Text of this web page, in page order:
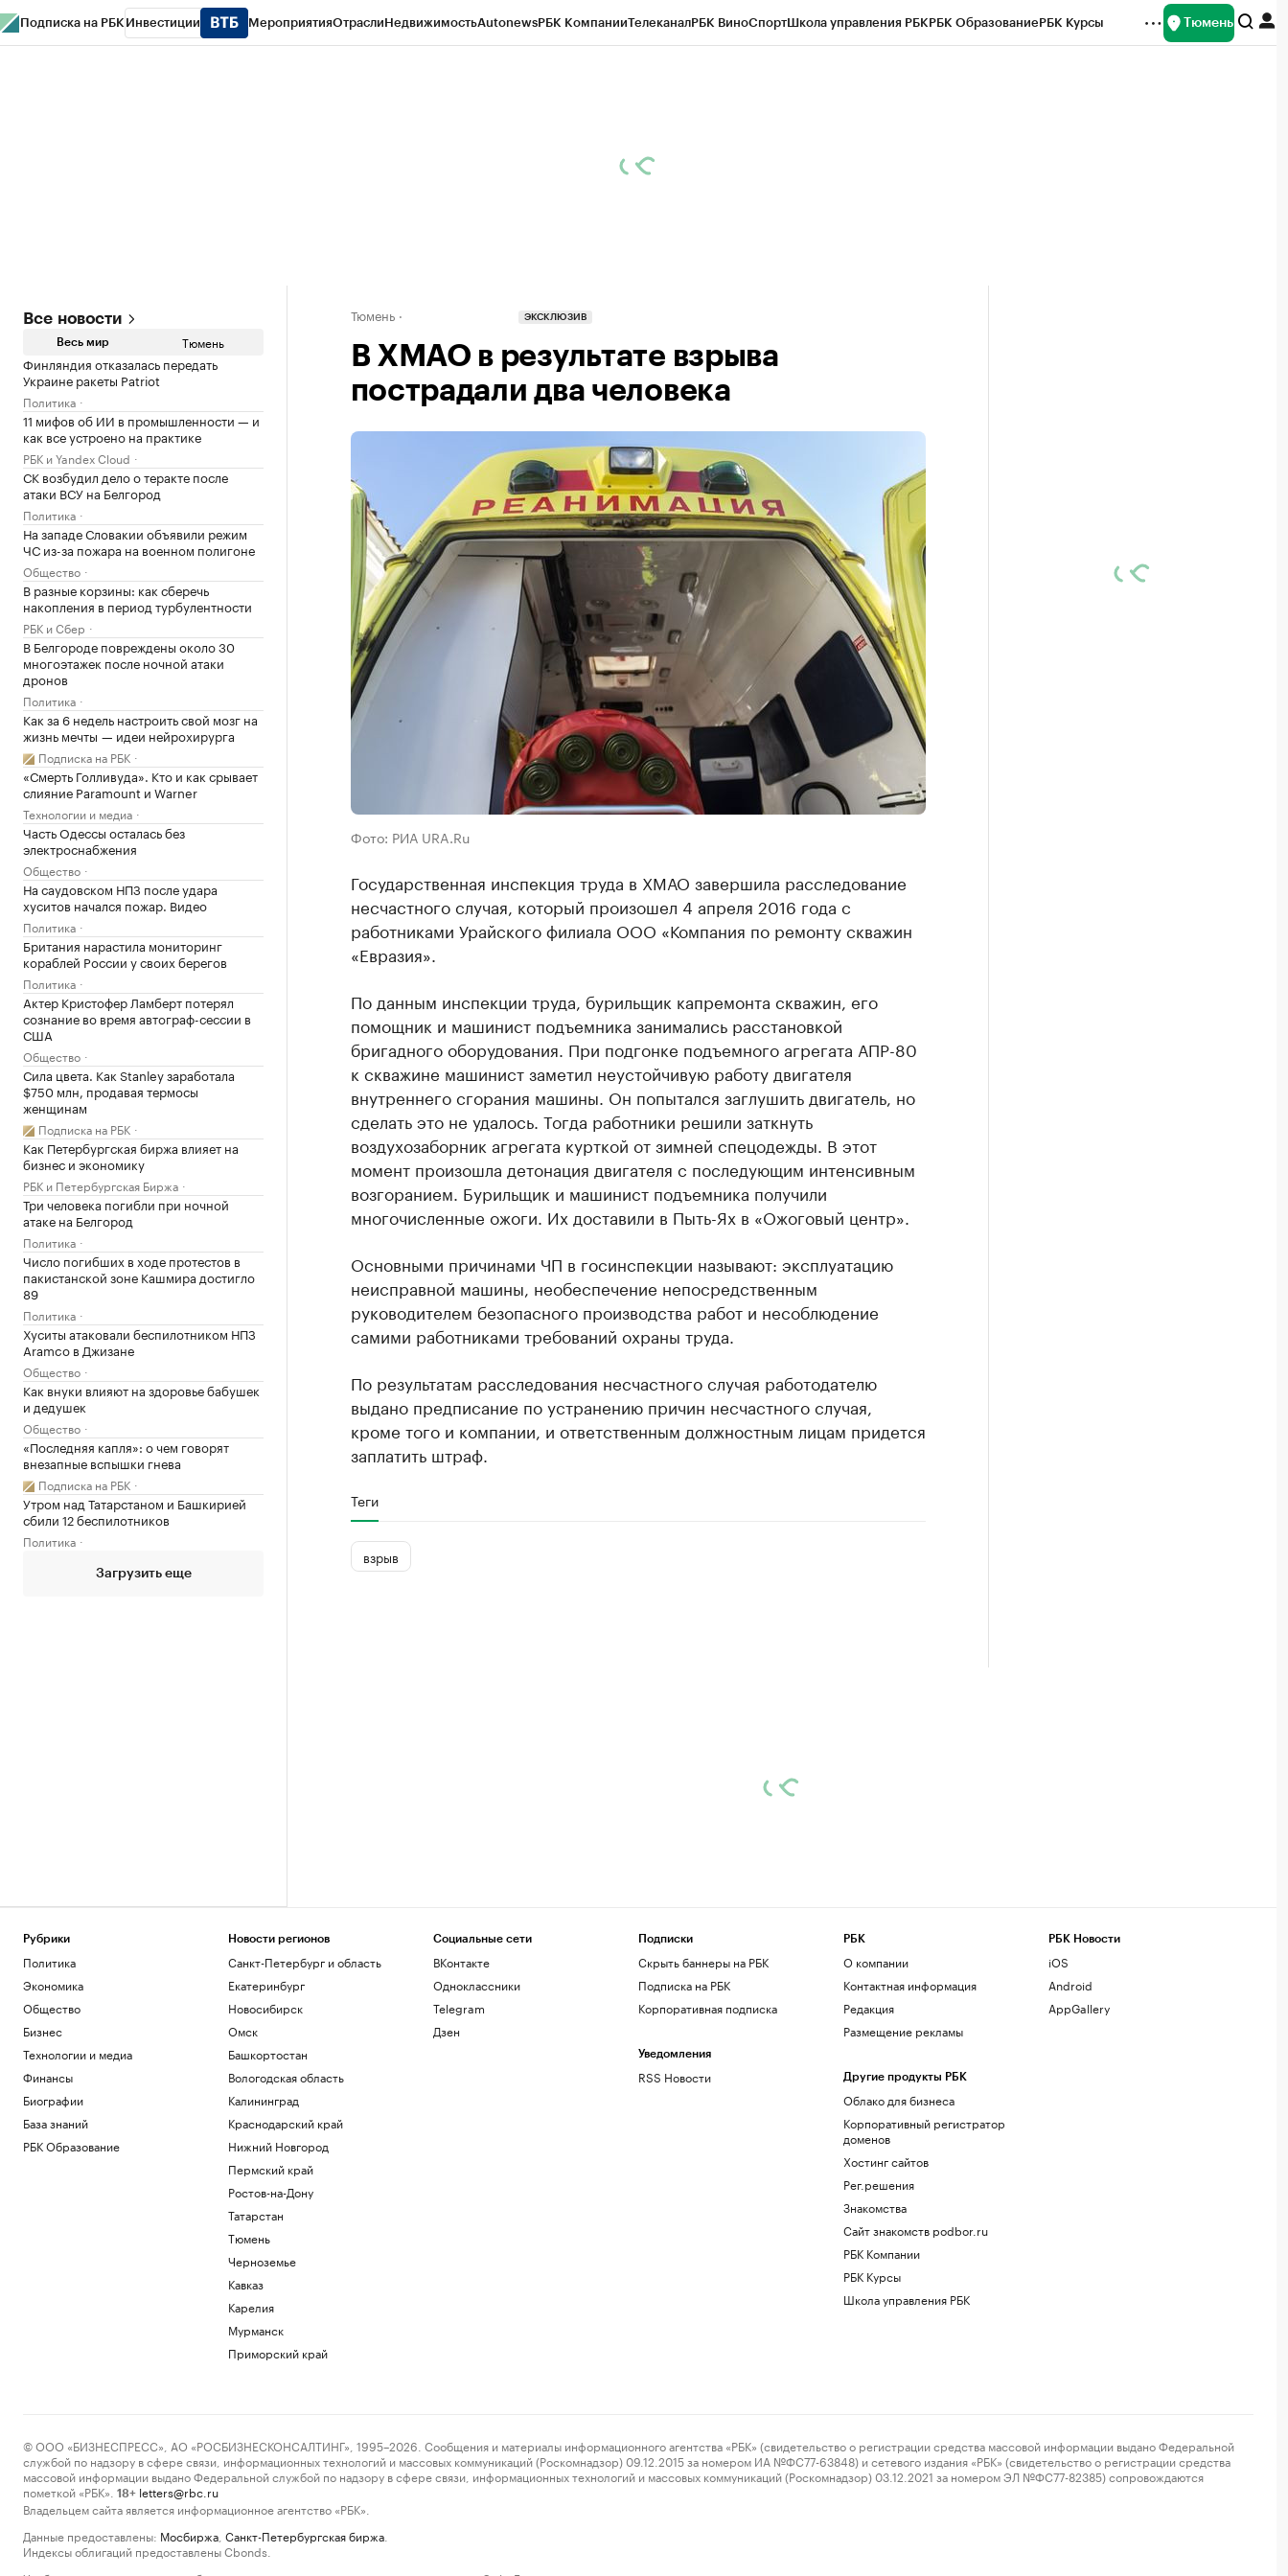
Подписка на РБК Инвестиции МероприятияОтраслиНедвижимостьAutonewsРБК КомпанииТелеканалРБК ВиноСпортШкола управления РБКРБК ОбразованиеРБК Курсы Тюмень
Все новости
Весь мир Тюмень
Финляндия отказалась передать
Украине ракеты Patriot
Политика
11 мифов об ИИ в промышленности — и
как все устроено на практике
РБК и Yandex Cloud
СК возбудил дело о теракте после
атаки ВСУ на Белгород
Политика
На западе Словакии объявили режим
ЧС из-за пожара на военном полигоне
Общество
В разные корзины: как сберечь
накопления в период турбулентности
РБК и Сбер
В Белгороде повреждены около 30
многоэтажек после ночной атаки
дронов
Политика
Как за 6 недель настроить свой мозг на
жизнь мечты — идеи нейрохирурга
Подписка на РБК
«Смерть Голливуда». Кто и как срывает
слияние Paramount и Warner
Технологии и медиа
Часть Одессы осталась без
электроснабжения
Общество
На саудовском НПЗ после удара
хуситов начался пожар. Видео
Политика
Британия нарастила мониторинг
кораблей России у своих берегов
Политика
Актер Кристофер Ламберт потерял
сознание во время автограф-сессии в
США
Общество
Сила цвета. Как Stanley заработала
$750 млн, продавая термосы
женщинам
Подписка на РБК
Как Петербургская биржа влияет на
бизнес и экономику
РБК и Петербургская Биржа
Три человека погибли при ночной
атаке на Белгород
Политика
Число погибших в ходе протестов в
пакистанской зоне Кашмира достигло
89
Политика
Хуситы атаковали беспилотником НПЗ
Aramco в Джизане
Общество
Как внуки влияют на здоровье бабушек
и дедушек
Общество
«Последняя капля»: о чем говорят
внезапные вспышки гнева
Подписка на РБК
Утром над Татарстаном и Башкирией
сбили 12 беспилотников
Политика
Загрузить еще
Тюмень ЭКСКЛЮЗИВ
В ХМАО в результате взрыва
пострадали два человека
Фото: РИА URA.Ru
Государственная инспекция труда в ХМАО завершила расследование
несчастного случая, который произошел 4 апреля 2016 года с
работниками Урайского филиала ООО «Компания по ремонту скважин
«Евразия».
По данным инспекции труда, бурильщик капремонта скважин, его
помощник и машинист подъемника занимались расстановкой
бригадного оборудования. При подгонке подъемного агрегата АПР-80
к скважине машинист заметил неустойчивую работу двигателя
внутреннего сгорания машины. Он попытался заглушить двигатель, но
сделать это не удалось. Тогда работники решили заткнуть
воздухозаборник агрегата курткой от зимней спецодежды. В этот
момент произошла детонация двигателя с последующим интенсивным
возгоранием. Бурильщик и машинист подъемника получили
многочисленные ожоги. Их доставили в Пыть-Ях в «Ожоговый центр».
Основными причинами ЧП в госинспекции называют: эксплуатацию
неисправной машины, необеспечение непосредственным
руководителем безопасного производства работ и несоблюдение
самими работниками требований охраны труда.
По результатам расследования несчастного случая работодателю
выдано предписание по устранению причин несчастного случая,
кроме того и компании, и ответственным должностным лицам придется
заплатить штраф.
Теги
взрыв
Рубрики
Политика
Экономика
Общество
Бизнес
Технологии и медиа
Финансы
Биографии
База знаний
РБК Образование
Новости регионов
Санкт-Петербург и область
Екатеринбург
Новосибирск
Омск
Башкортостан
Вологодская область
Калининград
Краснодарский край
Нижний Новгород
Пермский край
Ростов-на-Дону
Татарстан
Тюмень
Черноземье
Кавказ
Карелия
Мурманск
Приморский край
Социальные сети
ВКонтакте
Одноклассники
Telegram
Дзен
Подписки
Скрыть баннеры на РБК
Подписка на РБК
Корпоративная подписка
Уведомления
RSS Новости
РБК
О компании
Контактная информация
Редакция
Размещение рекламы
Другие продукты РБК
Облако для бизнеса
Корпоративный регистратор
доменов
Хостинг сайтов
Рег.решения
Знакомства
Сайт знакомств podbor.ru
РБК Компании
РБК Курсы
Школа управления РБК
РБК Новости
iOS
Android
AppGallery
© ООО «БИЗНЕСПРЕСС», АО «РОСБИЗНЕСКОНСАЛТИНГ», 1995–2026. Сообщения и материалы информационного агентства «РБК» (свидетельство о регистрации средства массовой информации выдано Федеральной
службой по надзору в сфере связи, информационных технологий и массовых коммуникаций (Роскомнадзор) 09.12.2015 за номером ИА №ФС77-63848) и сетевого издания «РБК» (свидетельство о регистрации средства
массовой информации выдано Федеральной службой по надзору в сфере связи, информационных технологий и массовых коммуникаций (Роскомнадзор) 03.12.2021 за номером ЭЛ №ФС77-82385) сопровождаются
пометкой «РБК».
18+ letters@rbc.ru
Владельцем сайта является информационное агентство «РБК».
Данные предоставлены: Мосбиржа Санкт-Петербургская биржа
Индексы облигаций предоставлены Cbonds.